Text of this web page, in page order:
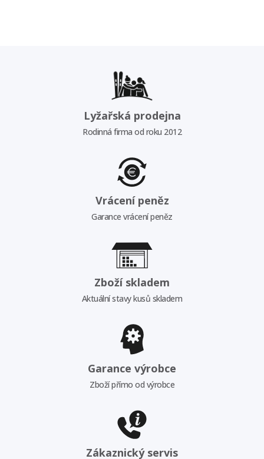
Lyžařská prodejna
Rodinná firma od roku 2012
Vrácení peněz
Garance vrácení peněz
Zboží skladem
Aktuální stavy kusů skladem
Garance výrobce
Zboží přímo od výrobce
Zákaznický servis